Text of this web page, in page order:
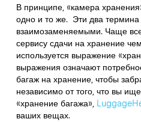
В принципе, «камера
одно и то же. Эти два термина
взаимозаменяемыми. Чаще
сервису сдачи на хранение
используется выражение
выражения означают
багаж на хранение, чтобы
независимо от того, что вы
«хранение багажа»,
ваших вещах.